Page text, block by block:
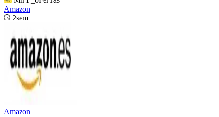
Amazon
2sem
Amazon